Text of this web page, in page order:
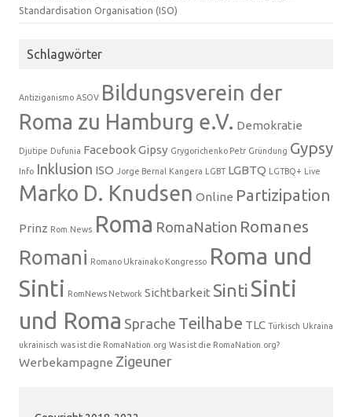
Standardisation Organisation (ISO)
Schlagwörter
Antiziganismo ASOV Bildungsverein der
Roma zu Hamburg e.V. Demokratie
Djutipe Dufunia FacebookGipsy Grygorichenko Petr Gründung Gypsy
Info Inklusion ISO Jorge Bernal Kangera LGBT LGBTQ LGTBQ+ Live
Marko D. Knudsen Online Partizipation
Prinz Rom.News Roma RomaNation Romanes
Romani Romano Ukrainako Kongresso Roma und
Sinti RomNews Network Sichtbarkeit Sinti Sinti
und Roma Sprache Teilhabe TLC Türkisch Ukraina
ukrainisch was ist die RomaNation.org Was ist die RomaNation.org?
Werbekampagne Zigeuner